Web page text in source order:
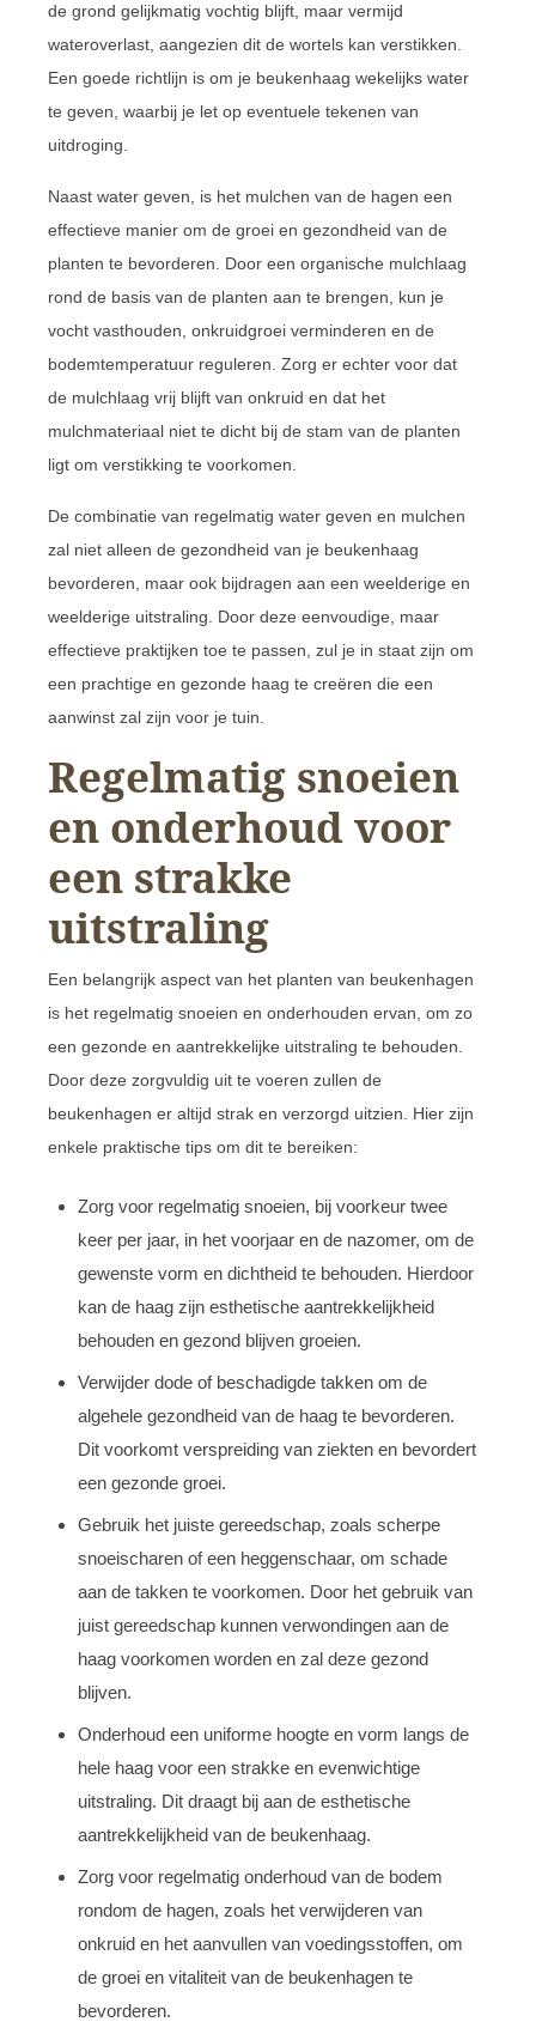
de grond gelijkmatig vochtig blijft, maar vermijd
wateroverlast, aangezien dit de wortels kan verstikken.
Een goede richtlijn is om je beukenhaag wekelijks water
te geven, waarbij je let op eventuele tekenen van
uitdroging.
Naast water geven, is het mulchen van de hagen een
effectieve manier om de groei en gezondheid van de
planten te bevorderen. Door een organische mulchlaag
rond de basis van de planten aan te brengen, kun je
vocht vasthouden, onkruidgroei verminderen en de
bodemtemperatuur reguleren. Zorg er echter voor dat
de mulchlaag vrij blijft van onkruid en dat het
mulchmateriaal niet te dicht bij de stam van de planten
ligt om verstikking te voorkomen.
De combinatie van regelmatig water geven en mulchen
zal niet alleen de gezondheid van je beukenhaag
bevorderen, maar ook bijdragen aan een weelderige en
weelderige uitstraling. Door deze eenvoudige, maar
effectieve praktijken toe te passen, zul je in staat zijn om
een prachtige en gezonde haag te creëren die een
aanwinst zal zijn voor je tuin.
Regelmatig snoeien
en onderhoud voor
een strakke
uitstraling
Een belangrijk aspect van het planten van beukenhagen
is het regelmatig snoeien en onderhouden ervan, om zo
een gezonde en aantrekkelijke uitstraling te behouden.
Door deze zorgvuldig uit te voeren zullen de
beukenhagen er altijd strak en verzorgd uitzien. Hier zijn
enkele praktische tips om dit te bereiken:
Zorg voor regelmatig snoeien, bij voorkeur twee
keer per jaar, in het voorjaar en de nazomer, om de
gewenste vorm en dichtheid te behouden. Hierdoor
kan de haag zijn esthetische aantrekkelijkheid
behouden en gezond blijven groeien.
Verwijder dode of beschadigde takken om de
algehele gezondheid van de haag te bevorderen.
Dit voorkomt verspreiding van ziekten en bevordert
een gezonde groei.
Gebruik het juiste gereedschap, zoals scherpe
snoeischaren of een heggenschaar, om schade
aan de takken te voorkomen. Door het gebruik van
juist gereedschap kunnen verwondingen aan de
haag voorkomen worden en zal deze gezond
blijven.
Onderhoud een uniforme hoogte en vorm langs de
hele haag voor een strakke en evenwichtige
uitstraling. Dit draagt bij aan de esthetische
aantrekkelijkheid van de beukenhaag.
Zorg voor regelmatig onderhoud van de bodem
rondom de hagen, zoals het verwijderen van
onkruid en het aanvullen van voedingsstoffen, om
de groei en vitaliteit van de beukenhagen te
bevorderen.